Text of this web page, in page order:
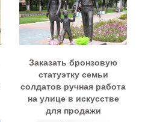
Заказать бронзовую
статуэтку семьи
солдатов ручная работа
на улице в искусстве
для продажи